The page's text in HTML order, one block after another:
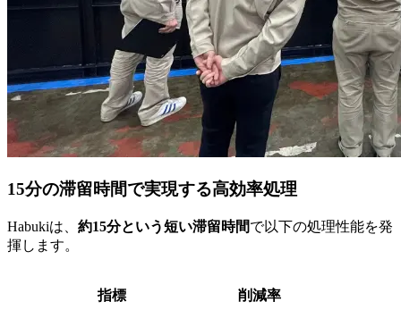
15分の滞留時間で実現する高効率処理
Habukiは、 約15分という短い滞留時間で以下の処理性能を発
揮します。
指標 削減率